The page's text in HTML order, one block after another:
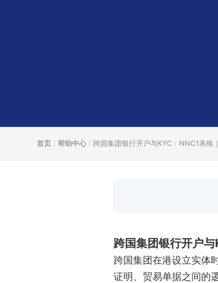
首页 / 帮助中心 / 跨国集团银行开户与KYC：NNC1表格
跨国集团银行开户
跨国集团在港设立实体
证明、贸易单据之间的